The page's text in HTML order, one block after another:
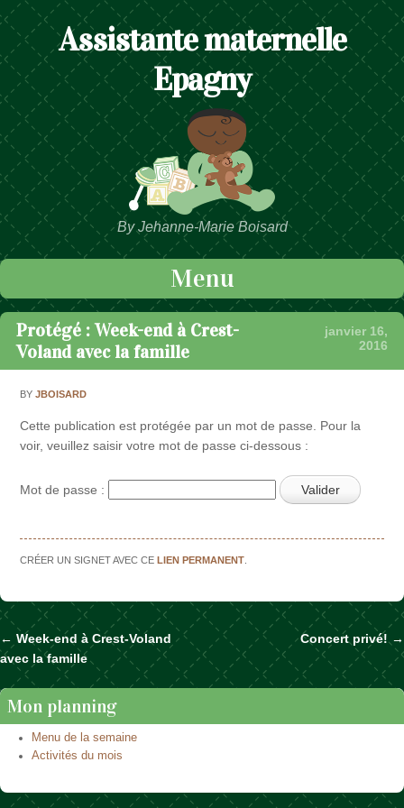
Assistante maternelle
Epagny
By Jehanne-Marie Boisard
Menu
Passer au contenu
Protégé : Week-end à Crest-
Voland avec la famille
janvier 16,
2016
BYJBOISARD
Cette publication est protégée par un mot de passe. Pour la
voir, veuillez saisir votre mot de passe ci-dessous :
Mot de passe :
CRÉER UN SIGNET AVEC CELIEN PERMANENT
Naviguer dans les articles
← Week-end à Crest-Voland
avec la famille
Concert privé! →
Mon planning
Menu de la semaine
Activités du mois